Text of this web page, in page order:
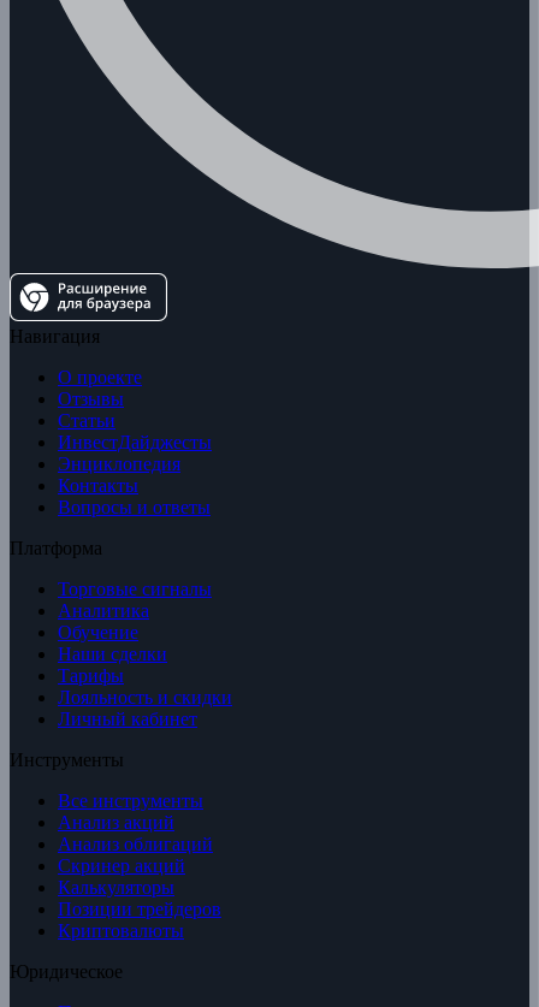
Навигация
О проекте
Отзывы
Статьи
ИнвестДайджесты
Энциклопедия
Контакты
Вопросы и ответы
Платформа
Торговые сигналы
Аналитика
Обучение
Наши сделки
Тарифы
Лояльность и скидки
Личный кабинет
Инструменты
Все инструменты
Анализ акций
Анализ облигаций
Скринер акций
Калькуляторы
Позиции трейдеров
Криптовалюты
Юридическое